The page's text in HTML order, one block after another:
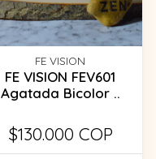
FE VISION
FE VISION FEV601
Agatada Bicolor ..
$130.000 COP